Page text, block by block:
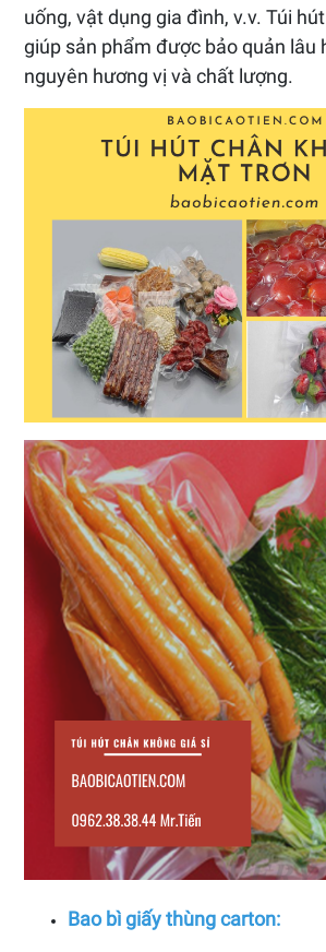
uống, vật dụng gia đình, v.v. Túi
giúp sản phẩm được bảo quản lâu
nguyên hương vị và chất lượng.
Bao bì giấy thùng carton: